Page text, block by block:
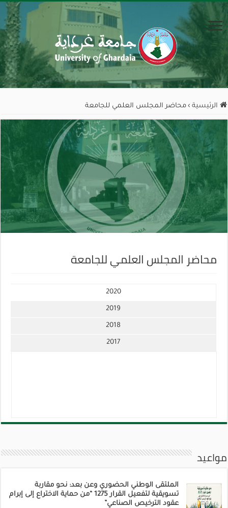
الرئيسية › محاضر المجلس العلمي للجامعة
محاضر المجلس العلمي للجامعة
2020
2019
2018
2017
مواعيد
الملتقى الوطني الحضوري وعن بعد: نحو مقاربة
تسويقية لتفعيل القرار 1275 “من حماية الاختراع إلى إبرام
عقود الترخيص الصناعي”